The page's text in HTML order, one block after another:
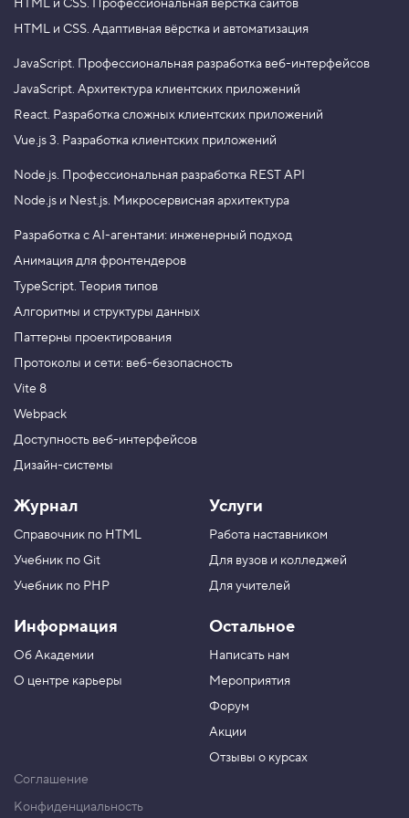
HTML и CSS. Профессиональная вёрстка сайтов
HTML и CSS. Адаптивная вёрстка и автоматизация
JavaScript. Профессиональная разработка веб-интерфейсов
JavaScript. Архитектура клиентских приложений
React. Разработка сложных клиентских приложений
Vue.js 3. Разработка клиентских приложений
Node.js. Профессиональная разработка REST API
Node.js и Nest.js. Микросервисная архитектура
Разработка с AI-агентами: инженерный подход
Анимация для фронтендеров
TypeScript. Теория типов
Алгоритмы и структуры данных
Паттерны проектирования
Протоколы и сети: веб-безопасность
Vite 8
Webpack
Доступность веб-интерфейсов
Дизайн-системы
Журнал
Справочник по HTML
Учебник по Git
Учебник по PHP
Информация
Об Академии
О центре карьеры
Услуги
Работа наставником
Для вузов и колледжей
Для учителей
Остальное
Написать нам
Мероприятия
Форум
Акции
Отзывы о курсах
Соглашение
Конфиденциальность